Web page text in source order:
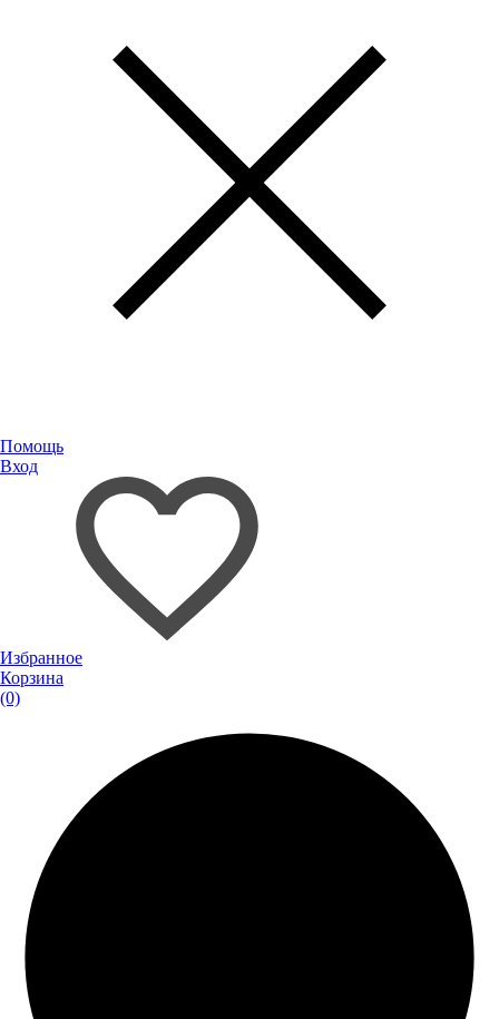
Помощь
Вход
Избранное
Корзина
(0)